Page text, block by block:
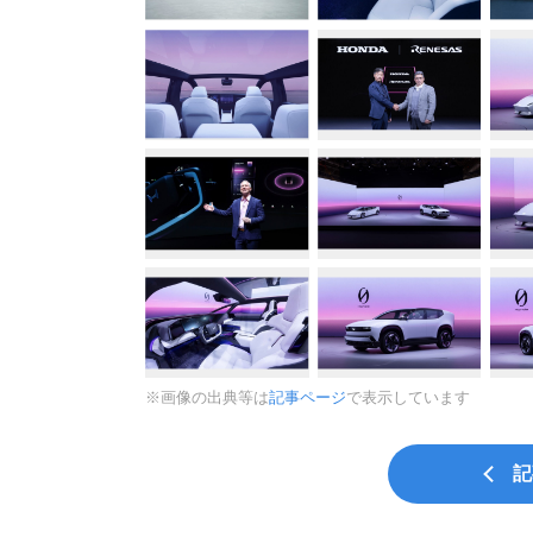
※画像の出典等は記事ページで表示しています